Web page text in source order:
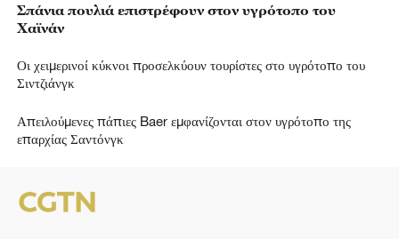
Σπάνια πουλιά επιστρέφουν στον υγρότοπο του
Χαϊνάν
Οι χειμερινοί κύκνοι προσελκύουν τουρίστες στο υγρότοπο του
Σιντζιάνγκ
Απειλούμενες πάπιες Baer εμφανίζονται στον υγρότοπο της
επαρχίας Σαντόνγκ